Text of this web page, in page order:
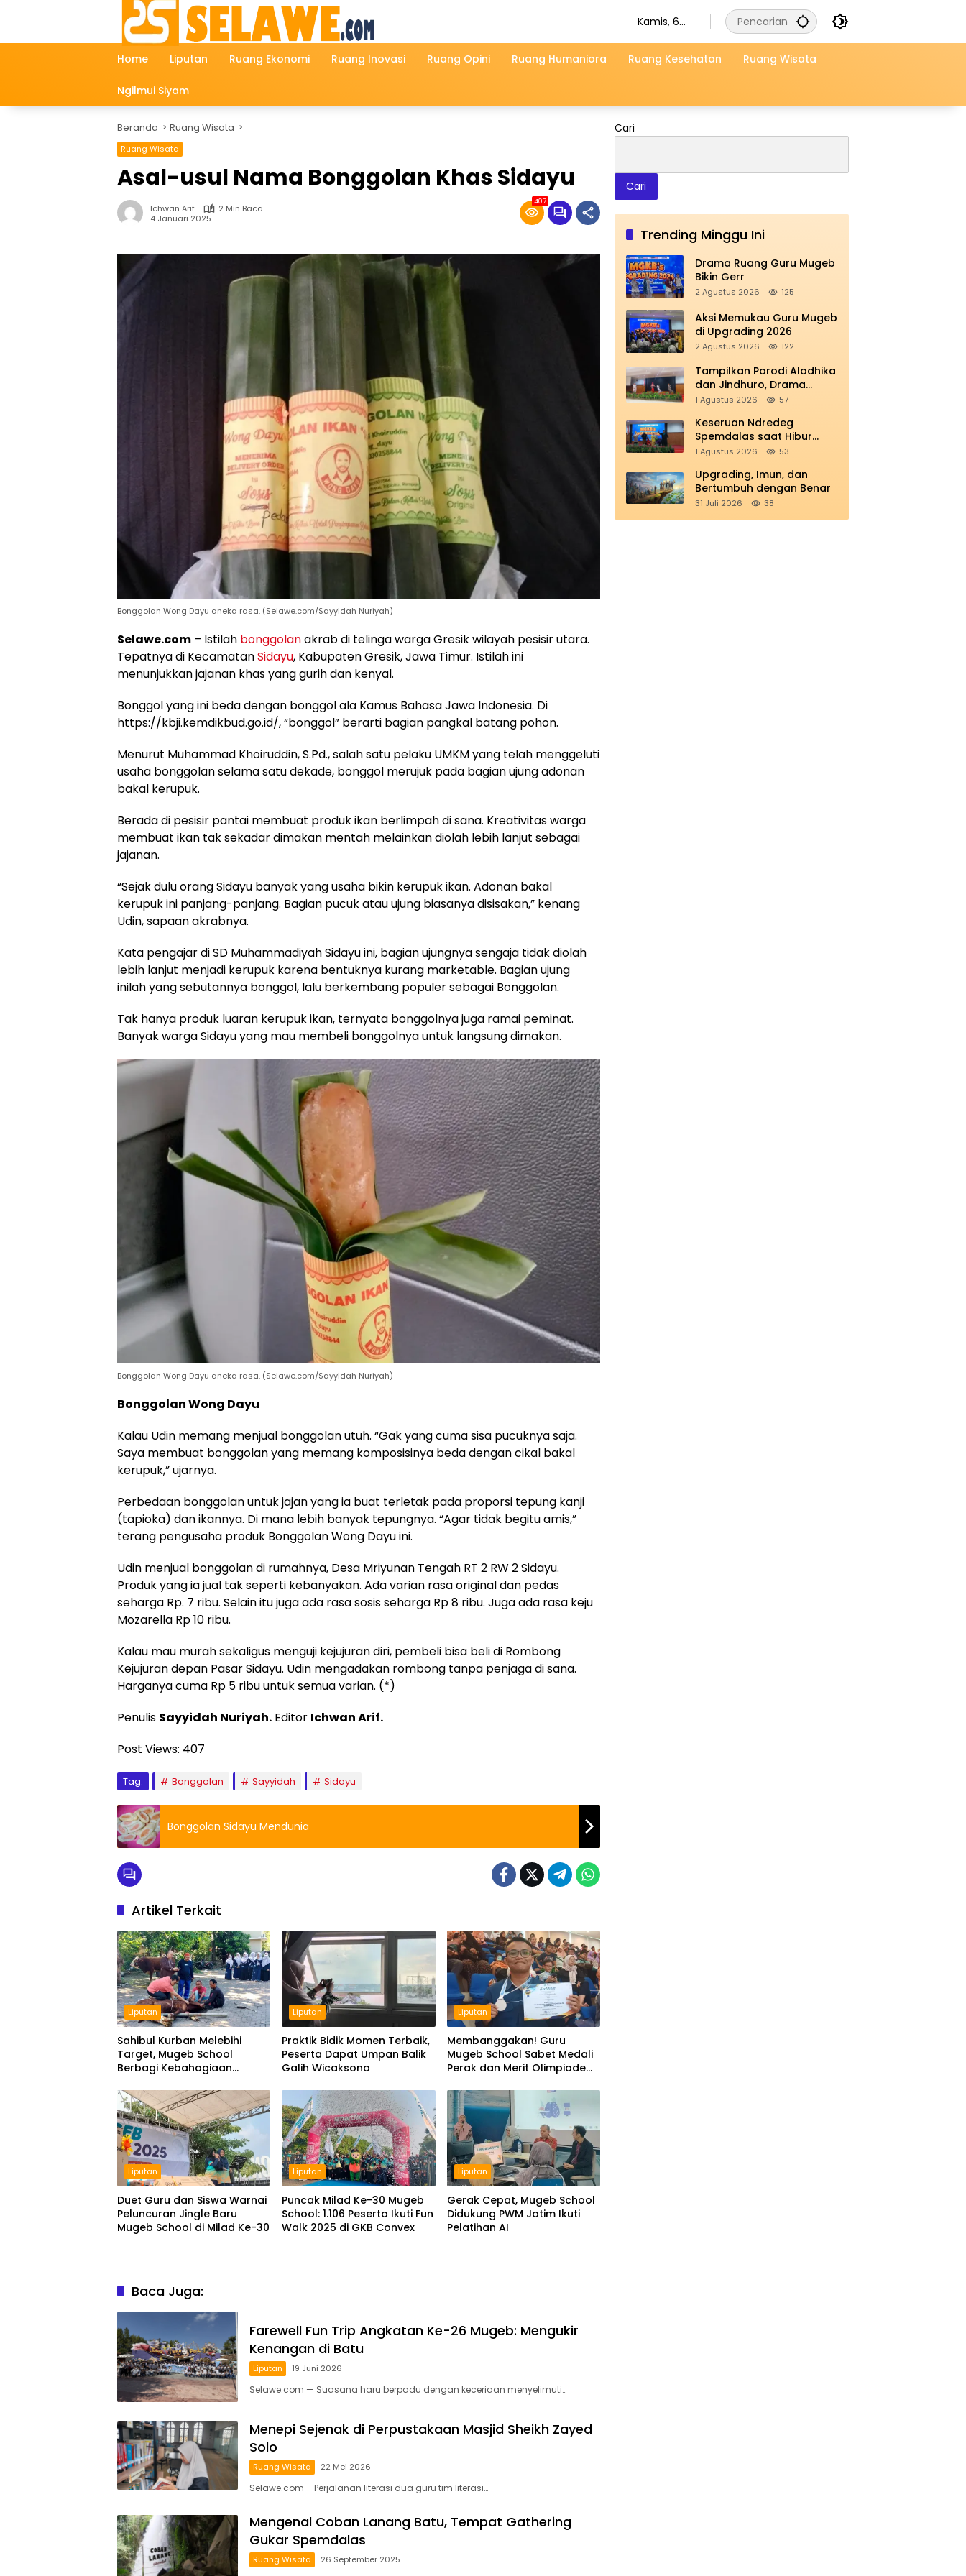
Kamis, 6
Home Liputan Ruang Ekonomi Ruang Inovasi Ruang Opini Ruang Humaniora Ruang Kesehatan Ruang Wisata
Ngilmui Siyam
Beranda Ruang Wisata
Ruang Wisata
Asal-usul Nama Bonggolan Khas Sidayu
Ichwan Arif
2 Min Baca
4 Januari 2025
407
Bonggolan Wong Dayu aneka rasa. (Selawe.com/Sayyidah Nuriyah)
Selawe.com – Istilah bonggolanakrab di telinga warga Gresik wilayah pesisir utara.
Tepatnya di KecamatanSidayu, Kabupaten Gresik, Jawa Timur. Istilah ini
menunjukkan jajanan khas yang gurih dan kenyal.
Bonggol yang ini beda dengan bonggol ala Kamus Bahasa Jawa Indonesia. Di
https://kbji.kemdikbud.go.id/, “bonggol” berarti bagian pangkal batang pohon.
Menurut Muhammad Khoiruddin, S.Pd., salah satu pelaku UMKM yang telah menggeluti
usaha bonggolan selama satu dekade, bonggol merujuk pada bagian ujung adonan
bakal kerupuk.
Berada di pesisir pantai membuat produk ikan berlimpah di sana. Kreativitas warga
membuat ikan tak sekadar dimakan mentah melainkan diolah lebih lanjut sebagai
jajanan.
“Sejak dulu orang Sidayu banyak yang usaha bikin kerupuk ikan. Adonan bakal
kerupuk ini panjang-panjang. Bagian pucuk atau ujung biasanya disisakan,” kenang
Udin, sapaan akrabnya.
Kata pengajar di SD Muhammadiyah Sidayu ini, bagian ujungnya sengaja tidak diolah
lebih lanjut menjadi kerupuk karena bentuknya kurang marketable. Bagian ujung
inilah yang sebutannya bonggol, lalu berkembang populer sebagai Bonggolan.
Tak hanya produk luaran kerupuk ikan, ternyata bonggolnya juga ramai peminat.
Banyak warga Sidayu yang mau membeli bonggolnya untuk langsung dimakan.
Bonggolan Wong Dayu aneka rasa. (Selawe.com/Sayyidah Nuriyah)
Bonggolan Wong Dayu
Kalau Udin memang menjual bonggolan utuh. “Gak yang cuma sisa pucuknya saja.
Saya membuat bonggolan yang memang komposisinya beda dengan cikal bakal
kerupuk,” ujarnya.
Perbedaan bonggolan untuk jajan yang ia buat terletak pada proporsi tepung kanji
(tapioka) dan ikannya. Di mana lebih banyak tepungnya. “Agar tidak begitu amis,”
terang pengusaha produk Bonggolan Wong Dayu ini.
Udin menjual bonggolan di rumahnya, Desa Mriyunan Tengah RT 2 RW 2 Sidayu.
Produk yang ia jual tak seperti kebanyakan. Ada varian rasa original dan pedas
seharga Rp. 7 ribu. Selain itu juga ada rasa sosis seharga Rp 8 ribu. Juga ada rasa keju
Mozarella Rp 10 ribu.
Kalau mau murah sekaligus menguji kejujuran diri, pembeli bisa beli di Rombong
Kejujuran depan Pasar Sidayu. Udin mengadakan rombong tanpa penjaga di sana.
Harganya cuma Rp 5 ribu untuk semua varian. (*)
Penulis Sayyidah Nuriyah. Editor Ichwan Arif.
Post Views: 407
Tag: Bonggolan Sayyidah Sidayu
Bonggolan Sidayu Mendunia
Artikel Terkait
Liputan
Sahibul Kurban Melebihi
Target, Mugeb School
Berbagi Kebahagiaan
Liputan
Praktik Bidik Momen Terbaik,
Peserta Dapat Umpan Balik
Galih Wicaksono
Liputan
Membanggakan! Guru
Mugeb School Sabet Medali
Perak dan Merit Olimpiade
Nasional
Liputan
Duet Guru dan Siswa Warnai
Peluncuran Jingle Baru
Mugeb School di Milad Ke-30
Liputan
Puncak Milad Ke-30 Mugeb
School: 1.106 Peserta Ikuti Fun
Walk 2025 di GKB Convex
Liputan
Gerak Cepat, Mugeb School
Didukung PWM Jatim Ikuti
Pelatihan AI
Baca Juga:
Farewell Fun Trip Angkatan Ke-26 Mugeb: Mengukir
Kenangan di Batu
Liputan 19 Juni 2026
Selawe.com — Suasana haru berpadu dengan keceriaan menyelimuti…
Menepi Sejenak di Perpustakaan Masjid Sheikh Zayed
Solo
Ruang Wisata 22 Mei 2026
Selawe.com – Perjalanan literasi dua guru tim literasi…
Mengenal Coban Lanang Batu, Tempat Gathering
Gukar Spemdalas
Ruang Wisata 26 September 2025
Cari
Cari
Trending Minggu Ini
Drama Ruang Guru Mugeb
Bikin Gerr
2 Agustus 2026 125
Aksi Memukau Guru Mugeb
di Upgrading 2026
2 Agustus 2026 122
Tampilkan Parodi Aladhika
dan Jindhuro, Drama
Smamio Sedot Perhatian di
1 Agustus 2026 57
Keseruan Ndredeg
Spemdalas saat Hibur
Peserta MGKB’s Upgrading
1 Agustus 2026 53
Upgrading, Imun, dan
Bertumbuh dengan Benar
31 Juli 2026 38